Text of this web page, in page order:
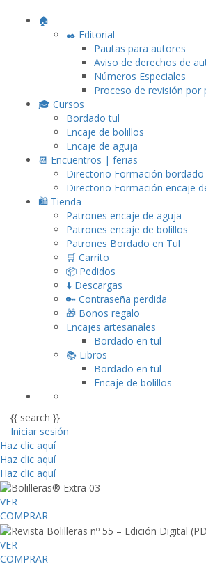
🏠
✒️ Editorial
Pautas para autores
Aviso de derechos de
Números Especiales
Proceso de revisión por
🎓 Cursos
Bordado tul
Encaje de bolillos
Encaje de aguja
📆 Encuentros | ferias
Directorio Formación bordado
Directorio Formación encaje
🛍️ Tienda
Patrones encaje de aguja
Patrones encaje de bolillos
Patrones Bordado en Tul
🛒 Carrito
📦 Pedidos
⬇️ Descargas
🔑 Contraseña perdida
🎁 Bonos regalo
Encajes artesanales
Bordado en tul
📚 Libros
Bordado en tul
Encaje de bolillos
{{ search }}
Iniciar sesión
Haz clic aquí
Haz clic aquí
Haz clic aquí
VER
COMPRAR
VER
COMPRAR